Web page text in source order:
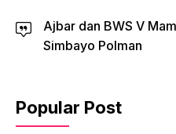
Ajbar dan BWS V
Simbayo Polman
Popular Post